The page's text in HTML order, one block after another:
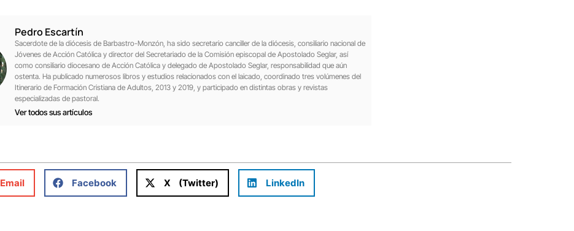
Pedro Escartín
Sacerdote de la diócesis de Barbastro-Monzón, ha sido secretario canciller de la diócesis, consiliario nacional de
Jóvenes de Acción Católica y director del Secretariado de la Comisión episcopal de Apostolado Seglar, así
como consiliario diocesano de Acción Católica y delegado de Apostolado Seglar, responsabilidad que aún
ostenta. Ha publicado numerosos libros y estudios relacionados con el laicado, coordinado tres volúmenes del
Itinerario de Formación Cristiana de Adultos, 2013 y 2019, y participado en distintas obras y revistas
especializadas de pastoral.
Ver todos sus artículos
Email Facebook X (Twitter) LinkedIn